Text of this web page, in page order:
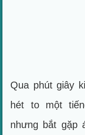
Qua phút giây
hét to một
nhưng bắt gặp